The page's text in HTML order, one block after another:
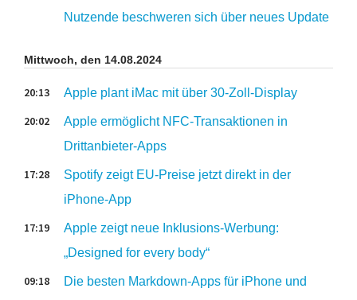
Nutzende beschweren sich über neues Update
Mittwoch, den 14.08.2024
Apple plant iMac mit über 30-Zoll-Display
20:13
Apple ermöglicht NFC-Transaktionen in
Drittanbieter-Apps
20:02
Spotify zeigt EU-Preise jetzt direkt in der
iPhone-App
17:28
Apple zeigt neue Inklusions-Werbung:
„Designed for every body“
17:19
Die besten Markdown-Apps für iPhone und
09:18